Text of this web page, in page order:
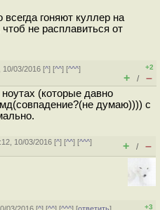
гоняют куллер на
не расплавиться от
10/03/2016 [^] [^^] [^^^]
+2
+ / –
(которые давно
думаю)))) с
10/03/2016 [^] [^^] [^^^]
+ / –
+3